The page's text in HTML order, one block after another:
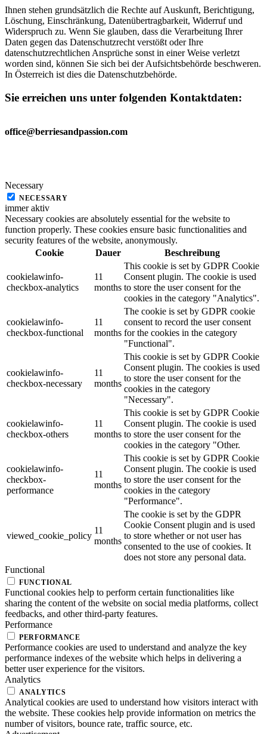
Ihnen stehen grundsätzlich die Rechte auf Auskunft, Berichtigung,
Löschung, Einschränkung, Datenübertragbarkeit, Widerruf und
Widerspruch zu. Wenn Sie glauben, dass die Verarbeitung Ihrer
Daten gegen das Datenschutzrecht verstößt oder Ihre
datenschutzrechtlichen Ansprüche sonst in einer Weise verletzt
worden sind, können Sie sich bei der Aufsichtsbehörde beschweren.
In Österreich ist dies die Datenschutzbehörde.
Sie erreichen uns unter folgenden Kontaktdaten:
office@berriesandpassion.com
Necessary
NECESSARY
immer aktiv
Necessary cookies are absolutely essential for the website to
function properly. These cookies ensure basic functionalities and
security features of the website, anonymously.
Cookie
Dauer Beschreibung
cookielawinfo-
checkbox-analytics
11
months
This cookie is set by GDPR Cookie
Consent plugin. The cookie is used
to store the user consent for the
cookies in the category "Analytics".
cookielawinfo-
checkbox-functional
11
months
The cookie is set by GDPR cookie
consent to record the user consent
for the cookies in the category
"Functional".
cookielawinfo-
checkbox-necessary
11
months
This cookie is set by GDPR Cookie
Consent plugin. The cookies is used
to store the user consent for the
cookies in the category
"Necessary".
cookielawinfo-
checkbox-others
11
months
This cookie is set by GDPR Cookie
Consent plugin. The cookie is used
to store the user consent for the
cookies in the category "Other.
cookielawinfo-
checkbox-
performance
11
months
This cookie is set by GDPR Cookie
Consent plugin. The cookie is used
to store the user consent for the
cookies in the category
"Performance".
viewed_cookie_policy
11
months
The cookie is set by the GDPR
Cookie Consent plugin and is used
to store whether or not user has
consented to the use of cookies. It
does not store any personal data.
Functional
FUNCTIONAL
Functional cookies help to perform certain functionalities like
sharing the content of the website on social media platforms, collect
feedbacks, and other third-party features.
Performance
PERFORMANCE
Performance cookies are used to understand and analyze the key
performance indexes of the website which helps in delivering a
better user experience for the visitors.
Analytics
ANALYTICS
Analytical cookies are used to understand how visitors interact with
the website. These cookies help provide information on metrics the
number of visitors, bounce rate, traffic source, etc.